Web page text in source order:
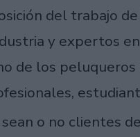
del trabajo
y expertos
de los peluqueros
o no clientes de